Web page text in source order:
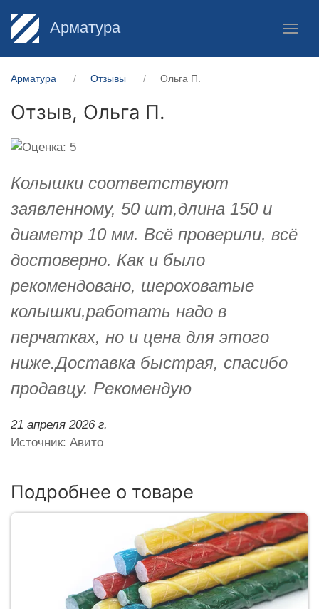
Арматура
Арматура Отзывы Ольга П.
Отзыв, Ольга П.
Колышки соответствуют
заявленному, 50 шт,длина 150 и
диаметр 10 мм. Всё проверили, всё
достоверно. Как и было
рекомендовано, шероховатые
колышки,работать надо в
перчатках, но и цена для этого
ниже.Доставка быстрая, спасибо
продавцу. Рекомендую
21 апреля 2026 г.
Источник: Авито
Подробнее о товаре